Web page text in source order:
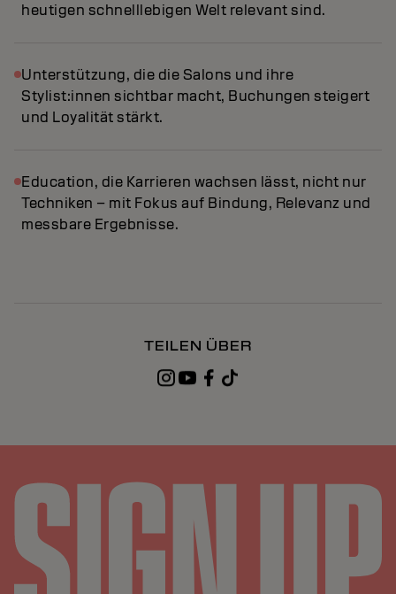
heutigen schnelllebigen Welt relevant sind.
Unterstützung, die die Salons und ihre
Stylist:innen sichtbar macht, Buchungen steigert
und Loyalität stärkt.
Education, die Karrieren wachsen lässt, nicht nur
Techniken – mit Fokus auf Bindung, Relevanz und
messbare Ergebnisse.
TEILEN ÜBER